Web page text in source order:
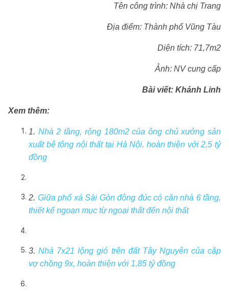
Tên công trình: Nhà chị Trang
Địa điểm: Thành phố Vũng Tàu
Diện tích: 71,7m2
Ảnh: NV cung cấp
Bài viết: Khánh Linh
Xem thêm:
1. Nhà 2 tầng, rộng 180m2 của ông chủ xưởng sản
xuất bê tông nội thất tại Hà Nội, hoàn thiện với 2,5 tỷ
đồng
2. Giữa phố xá Sài Gòn đông đúc có căn nhà 6 tầng,
thiết kế ngoạn mục từ ngoại thất đến nội thất
3.Nhà 7x21 lộng gió trên đất Tây Nguyên của cặp
vợ chồng 9x, hoàn thiện với 1,85 tỷ đồng